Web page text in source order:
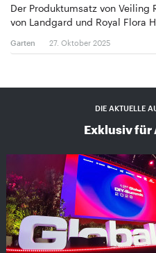
Der Produktumsatz von Veiling
von Landgard und Royal Flora
Garten 27. Oktober 2025
DIE AKTUELLE
Exklusiv für